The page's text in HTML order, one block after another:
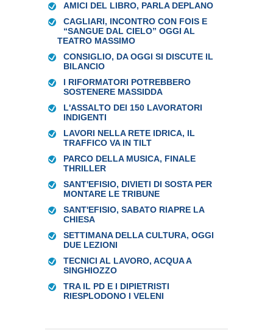
AMICI DEL LIBRO, PARLA DEPLANO
CAGLIARI, INCONTRO CON FOIS E
“SANGUE DAL CIELO” OGGI AL
TEATRO MASSIMO
CONSIGLIO, DA OGGI SI DISCUTE IL
BILANCIO
I RIFORMATORI POTREBBERO
SOSTENERE MASSIDDA
L'ASSALTO DEI 150 LAVORATORI
INDIGENTI
LAVORI NELLA RETE IDRICA, IL
TRAFFICO VA IN TILT
PARCO DELLA MUSICA, FINALE
THRILLER
SANT'EFISIO, DIVIETI DI SOSTA PER
MONTARE LE TRIBUNE
SANT'EFISIO, SABATO RIAPRE LA
CHIESA
SETTIMANA DELLA CULTURA, OGGI
DUE LEZIONI
TECNICI AL LAVORO, ACQUA A
SINGHIOZZO
TRA IL PD E I DIPIETRISTI
RIESPLODONO I VELENI